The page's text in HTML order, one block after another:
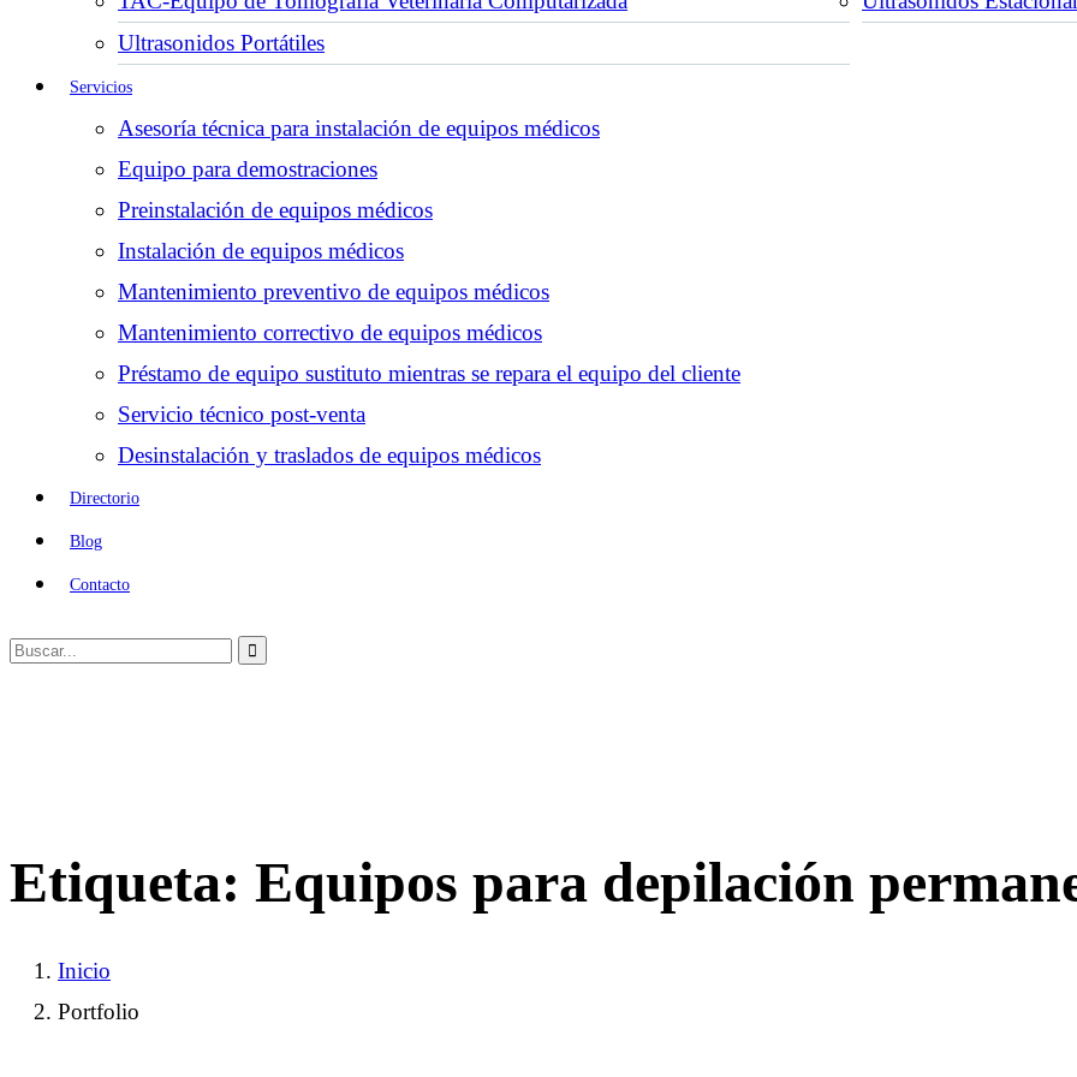
Ultrasonidos Portátiles
Servicios
Asesoría técnica para instalación de equipos médicos
Equipo para demostraciones
Preinstalación de equipos médicos
Instalación de equipos médicos
Mantenimiento preventivo de equipos médicos
Mantenimiento correctivo de equipos médicos
Préstamo de equipo sustituto mientras se repara el equipo del cliente
Servicio técnico post-venta
Desinstalación y traslados de equipos médicos
Directorio
Blog
Contacto
Etiqueta: Equipos para depilación
Inicio
Portfolio